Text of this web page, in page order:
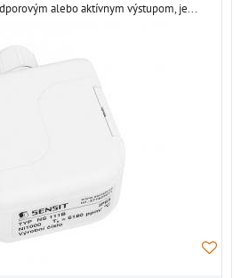
alebo aktívnym výstupom, je...